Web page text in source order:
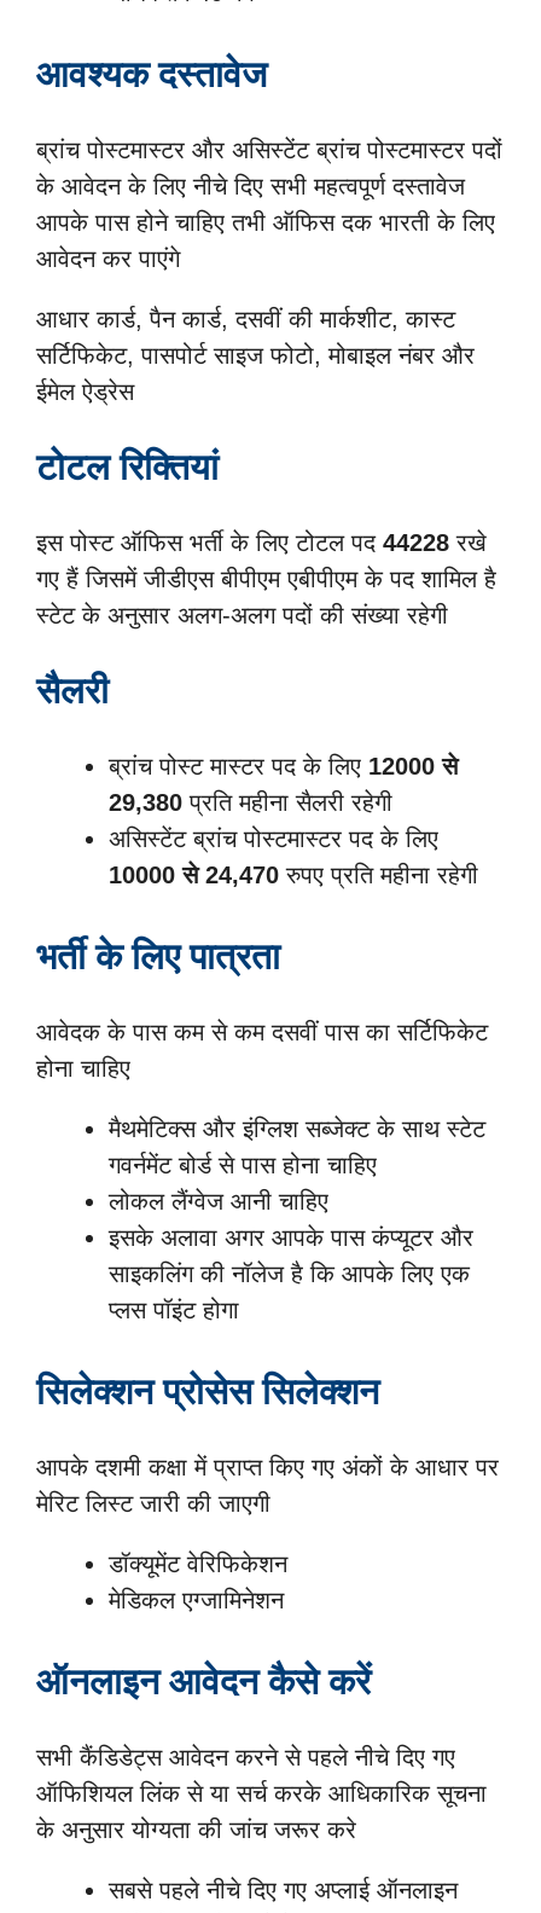
आवश्यक दस्तावेज
ब्रांच पोस्टमास्टर और असिस्टेंट ब्रांच पोस्टमास्टर पदों
के आवेदन के लिए नीचे दिए सभी महत्वपूर्ण दस्तावेज
आपके पास होने चाहिए तभी ऑफिस दक भारती के लिए
आवेदन कर पाएंगे
आधार कार्ड, पैन कार्ड, दसवीं की मार्कशीट, कास्ट
सर्टिफिकेट, पासपोर्ट साइज फोटो, मोबाइल नंबर और
ईमेल ऐड्रेस
टोटल रिक्तियां
इस पोस्ट ऑफिस भर्ती के लिए टोटल पद 44228 रखे
गए हैं जिसमें जीडीएस बीपीएम एबीपीएम के पद शामिल है
स्टेट के अनुसार अलग-अलग पदों की संख्या रहेगी
सैलरी
ब्रांच पोस्ट मास्टर पद के लिए 12000 से
29,380 प्रति महीना सैलरी रहेगी
असिस्टेंट ब्रांच पोस्टमास्टर पद के लिए
10000 से 24,470 रुपए प्रति महीना रहेगी
भर्ती के लिए पात्रता
आवेदक के पास कम से कम दसवीं पास का सर्टिफिकेट
होना चाहिए
मैथमेटिक्स और इंग्लिश सब्जेक्ट के साथ स्टेट
गवर्नमेंट बोर्ड से पास होना चाहिए
लोकल लैंग्वेज आनी चाहिए
इसके अलावा अगर आपके पास कंप्यूटर और
साइकलिंग की नॉलेज है कि आपके लिए एक
प्लस पॉइंट होगा
सिलेक्शन प्रोसेस सिलेक्शन
आपके दशमी कक्षा में प्राप्त किए गए अंकों के आधार पर
मेरिट लिस्ट जारी की जाएगी
डॉक्यूमेंट वेरिफिकेशन
मेडिकल एग्जामिनेशन
ऑनलाइन आवेदन कैसे करें
सभी कैंडिडेट्स आवेदन करने से पहले नीचे दिए गए
ऑफिशियल लिंक से या सर्च करके आधिकारिक सूचना
के अनुसार योग्यता की जांच जरूर करे
सबसे पहले नीचे दिए गए अप्लाई ऑनलाइन